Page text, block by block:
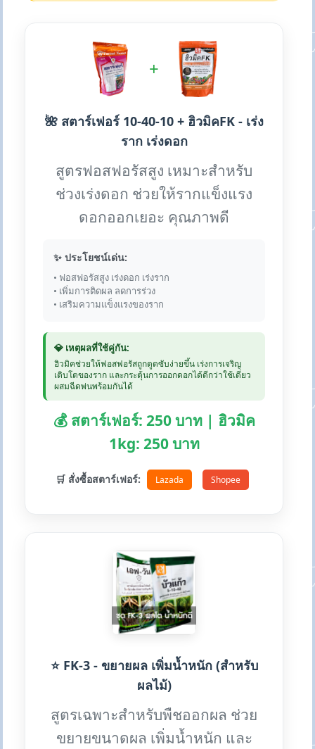
+
🌺 สตาร์เฟอร์ 10-40-10 + ฮิวมิคFK - เร่ง
ราก เร่งดอก
สูตรฟอสฟอรัสสูง เหมาะสำหรับ
ช่วงเร่งดอก ช่วยให้รากแข็งแรง
ดอกออกเยอะ คุณภาพดี
✨ ประโยชน์เด่น:
• ฟอสฟอรัสสูง เร่งดอก เร่งราก
• เพิ่มการติดผล ลดการร่วง
• เสริมความแข็งแรงของราก
💎 เหตุผลที่ใช้คู่กัน:
ฮิวมิคช่วยให้ฟอสฟอรัสถูกดูดซับง่ายขึ้น เร่งการเจริญ
เติบโตของราก และกระตุ้นการออกดอกได้ดีกว่าใช้เดี่ยว
ผสมฉีดพ่นพร้อมกันได้
💰 สตาร์เฟอร์: 250 บาท | ฮิวมิค
1kg: 250 บาท
🛒 สั่งซื้อสตาร์เฟอร์: Lazada Shopee
⭐ FK-3 - ขยายผล เพิ่มน้ำหนัก (สำหรับ
ผลไม้)
สูตรเฉพาะสำหรับพืชออกผล ช่วย
ขยายขนาดผล เพิ่มน้ำหนัก และ